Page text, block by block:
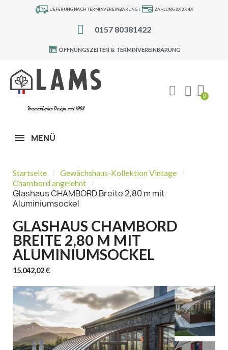
LIEFERUNG NACH TERMINVEREINBARUNG | ZAHLUNG 2X 3X 4X
0157 80381422
ÖFFNUNGSZEITEN & TERMINVEREINBARUNG
Französisches Design seit 1993
MENÜ
Startseite
Gewächshaus-Kollektion Vintage
Chambord angelehnt
Glashaus CHAMBORD Breite 2,80 m mit
Aluminiumsockel
GLASHAUS CHAMBORD
BREITE 2,80 M MIT
ALUMINIUMSOCKEL
15.042,02 €